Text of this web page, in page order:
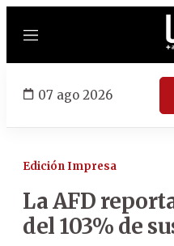
Menú
07 ago 2026
Edición Impresa
La AFD
del 103% de